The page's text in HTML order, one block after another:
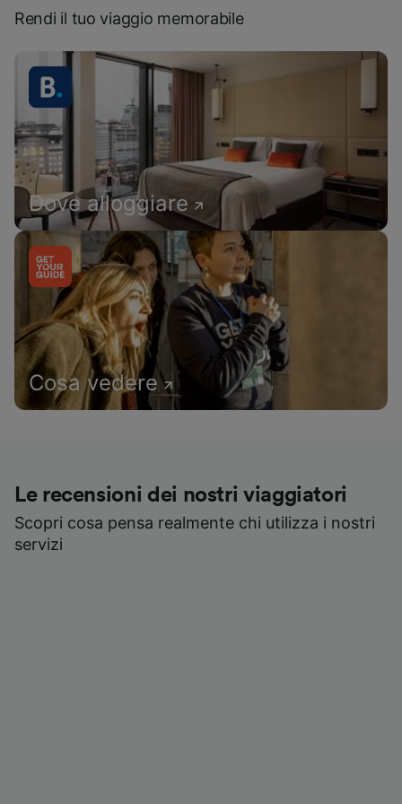
Rendi il tuo viaggio memorabile
Dove alloggiare
Cosa vedere
Le recensioni dei nostri viaggiatori
Scopri cosa pensa realmente chi utilizza i nostri
servizi